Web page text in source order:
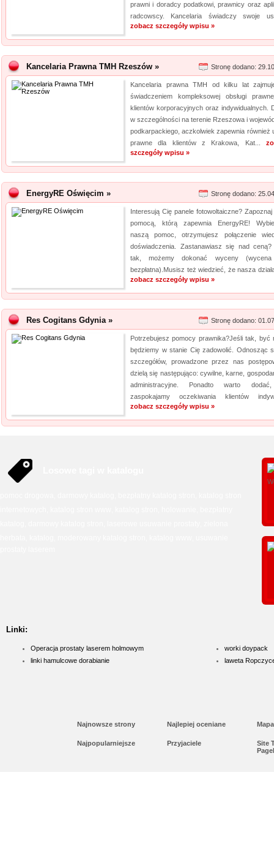
prawni i doradcy podatkowi, prawnicy oraz
radcowscy. Kancelaria świadczy swoje
zobacz szczegóły wpisu »
Kancelaria Prawna TMH Rzeszów » Stronę dodano:
Kancelaria prawna TMH od kilku lat
świadczeniem kompleksowej obsługi
klientów korporacyjnych oraz indywidualnych.
w szczególności na terenie Rzeszowa i
podkarpackiego, aczkolwiek zapewnia również
prawne dla klientów z Krakowa, Kat...
szczegóły wpisu »
EnergyRE Oświęcim » Stronę dodano:
Interesują Cię panele fotowoltaiczne?
pomocą, którą zapewnia EnergyRE!
naszą pomoc, otrzymujesz połączenie
doświadczenia. Zastanawiasz się nad
tak, możemy dokonać wyceny
bezpłatna).Musisz też wiedzieć, że nasza
zobacz szczegóły wpisu »
Res Cogitans Gdynia » Stronę dodano:
Potrzebujesz pomocy prawnika?Jeśli tak, być
będziemy w stanie Cię zadowolić. Odnosząc
szczegółów, prowadzone przez nas
dzielą się następująco: cywilne, karne,
administracyjne. Ponadto warto
zaspokajamy oczekiwania klientów
zobacz szczegóły wpisu »
Linki:
Operacja prostaty laserem holmowym
linki hamulcowe dorabianie
worki doypack
laweta
Najnowsze strony Najlepiej oceniane
Najpopularniejsze Przyjaciele
Site